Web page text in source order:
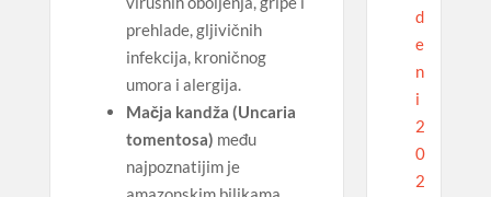
prehlade, gljivičnih
infekcija, kroničnog
umora i alergija.
Mačja kandža (Uncaria
tomentosa) među
najpoznatijim je
d
e
n
i
2
0
2